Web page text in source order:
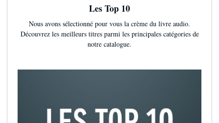
Les Top 10
Nous avons sélectionné pour vous la crème du livre audio.
Découvrez les meilleurs titres parmi les principales catégories de
notre catalogue.